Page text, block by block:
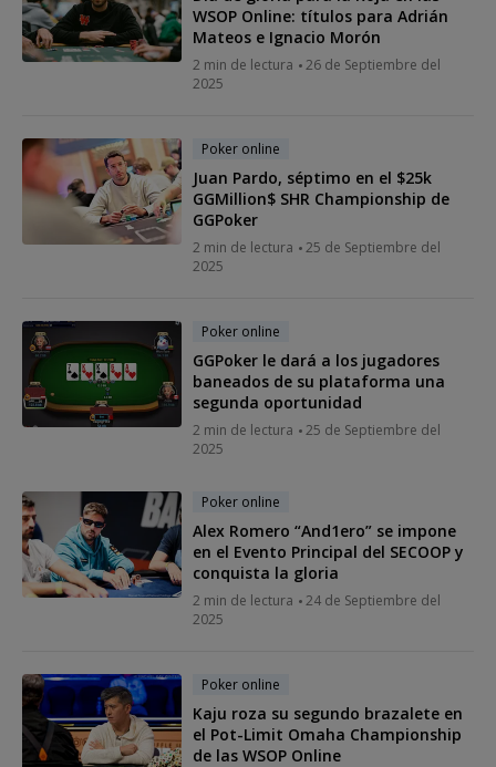
WSOP Online: títulos para Adrián
Mateos e Ignacio Morón
2 min de lectura
26 de Septiembre del
2025
Poker online
Juan Pardo, séptimo en el $25k
GGMillion$ SHR Championship de
GGPoker
2 min de lectura
25 de Septiembre del
2025
Poker online
GGPoker le dará a los jugadores
baneados de su plataforma una
segunda oportunidad
2 min de lectura
25 de Septiembre del
2025
Poker online
Alex Romero “And1ero” se impone
en el Evento Principal del SECOOP y
conquista la gloria
2 min de lectura
24 de Septiembre del
2025
Poker online
Kaju roza su segundo brazalete en
el Pot-Limit Omaha Championship
de las WSOP Online